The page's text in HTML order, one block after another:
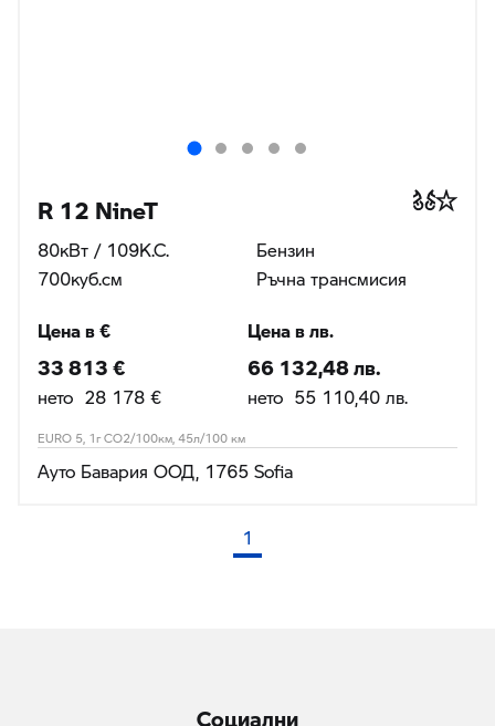
R 12 NineT
80кВт / 109К.С.
700куб.cм
Бензин
Ръчна трансмисия
Цена в €
33 813 €
нето 28 178 €
Цена в лв.
66 132,48 лв.
нето 55 110,40 лв.
EURO 5, 1г CO2/100км, 45л/100 км
Ауто Бавария ООД, 1765 Sofia
1
Социални